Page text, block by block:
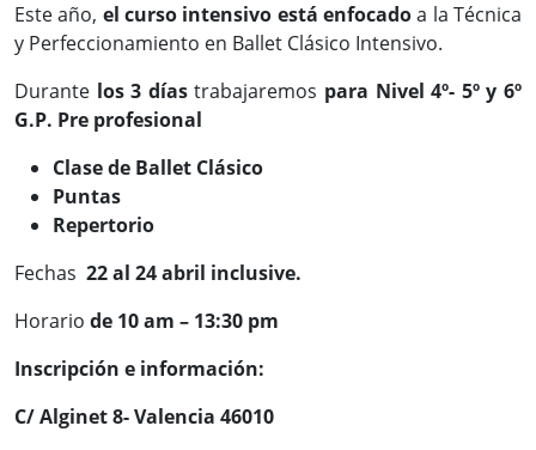
Este año, el curso intensivo está enfocadoa la Técnica
y Perfeccionamiento en Ballet Clásico Intensivo.
Durante los 3 díastrabajaremos para Nivel 4º- 5º y 6º
G.P. Pre profesional
Clase de Ballet Clásico
Puntas
Repertorio
Fechas 22 al 24 abril inclusive.
Horario de 10 am – 13:30 pm
Inscripción e información:
C/ Alginet 8- Valencia 46010